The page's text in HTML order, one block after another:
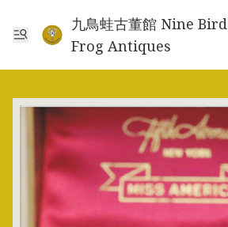
九鳥蛙古董館 Nine Bird
Frog Antiques